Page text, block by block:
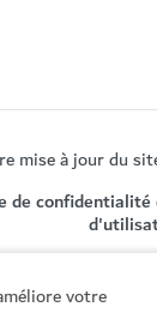
votre
mise à jour du
de confidentialité